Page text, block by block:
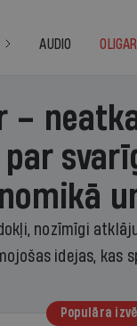
AUDIO
–
nozīmīgi
idejas, kas
Populāra